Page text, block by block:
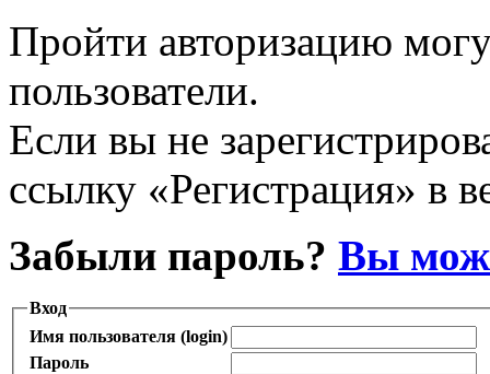
Пройти авторизацию
пользователи.
Если вы не
ссылку «Регистрация» в
Забыли пароль? Вы
Вход
Имя пользователя (login)
Пароль